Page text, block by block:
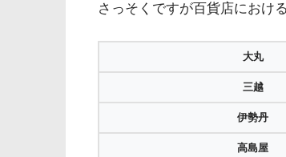
さっそくですが百貨店におけ
大丸
三越
伊勢丹
高島屋